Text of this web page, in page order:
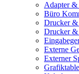
Adapter
Büro
Drucker &
Drucker &
Externe
Externer